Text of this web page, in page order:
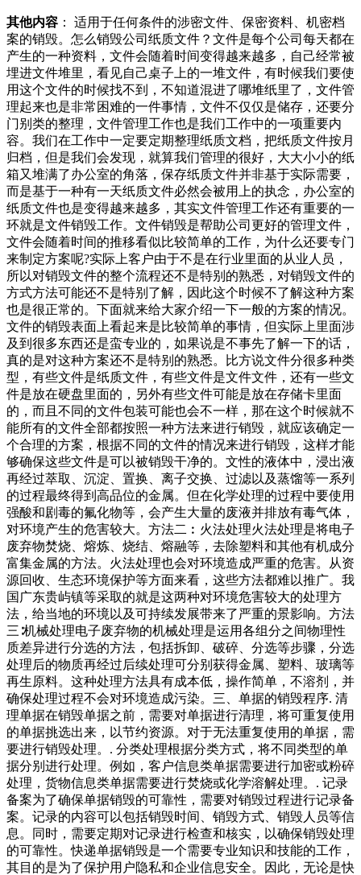
其他内容 ： 适用于任何条件的涉密文件、保密资料、机密档
案的销毁。怎么销毁公司纸质文件？文件是每个公司每天都在
产生的一种资料，文件会随着时间变得越来越多，自己经常被
埋进文件堆里，看见自己桌子上的一堆文件，有时候我们要使
用这个文件的时候找不到，不知道混进了哪堆纸里了，文件管
理起来也是非常困难的一件事情，文件不仅仅是储存，还要分
门别类的整理，文件管理工作也是我们工作中的一项重要内
容。我们在工作中一定要定期整理纸质文档，把纸质文件按月
归档，但是我们会发现，就算我们管理的很好，大大小小的纸
箱又堆满了办公室的角落，保存纸质文件并非基于实际需要，
而是基于一种有一天纸质文件必然会被用上的执念，办公室的
纸质文件也是变得越来越多，其实文件管理工作还有重要的一
环就是文件销毁工作。文件销毁是帮助公司更好的管理文件，
文件会随着时间的推移看似比较简单的工作，为什么还要专门
来制定方案呢?实际上客户由于不是在行业里面的从业人员，
所以对销毁文件的整个流程还不是特别的熟悉，对销毁文件的
方式方法可能还不是特别了解，因此这个时候不了解这种方案
也是很正常的。下面就来给大家介绍一下一般的方案的情况。
文件的销毁表面上看起来是比较简单的事情，但实际上里面涉
及到很多东西还是蛮专业的，如果说是不事先了解一下的话，
真的是对这种方案还不是特别的熟悉。比方说文件分很多种类
型，有些文件是纸质文件，有些文件是文件文件，还有一些文
件是放在硬盘里面的，另外有些文件可能是放在存储卡里面
的，而且不同的文件包装可能也会不一样，那在这个时候就不
能所有的文件全部都按照一种方法来进行销毁，就应该确定一
个合理的方案，根据不同的文件的情况来进行销毁，这样才能
够确保这些文件是可以被销毁干净的。文性的液体中，浸出液
再经过萃取、沉淀、置换、离子交换、过滤以及蒸馏等一系列
的过程最终得到高品位的金属。但在化学处理的过程中要使用
强酸和剧毒的氟化物等，会产生大量的废液并排放有毒气体，
对环境产生的危害较大。方法二︰火法处理火法处理是将电子
废弃物焚烧、熔炼、烧结、熔融等，去除塑料和其他有机成分
富集金属的方法。火法处理也会对环境造成严重的危害。从资
源回收、生态环境保护等方面来看，这些方法都难以推广。我
国广东贵屿镇等采取的就是这两种对环境危害较大的处理方
法，给当地的环境以及可持续发展带来了严重的景影响。方法
三∶机械处理电子废弃物的机械处理是运用各组分之间物理性
质差异进行分选的方法，包括拆卸、破碎、分选等步骤，分选
处理后的物质再经过后续处理可分别获得金属、塑料、玻璃等
再生原料。这种处理方法具有成本低，操作简单，不溶剂，并
确保处理过程不会对环境造成污染。三、单据的销毁程序. 清
理单据在销毁单据之前，需要对单据进行清理，将可重复使用
的单据挑选出来，以节约资源。对于无法重复使用的单据，需
要进行销毁处理。. 分类处理根据分类方式，将不同类型的单
据分别进行处理。例如，客户信息类单据需要进行加密或粉碎
处理，货物信息类单据需要进行焚烧或化学溶解处理。. 记录
备案为了确保单据销毁的可靠性，需要对销毁过程进行记录备
案。记录的内容可以包括销毁时间、销毁方式、销毁人员等信
息。同时，需要定期对记录进行检查和核实，以确保销毁处理
的可靠性。快递单据销毁是一个需要专业知识和技能的工作，
其目的是为了保护用户隐私和企业信息安全。因此，无论是快